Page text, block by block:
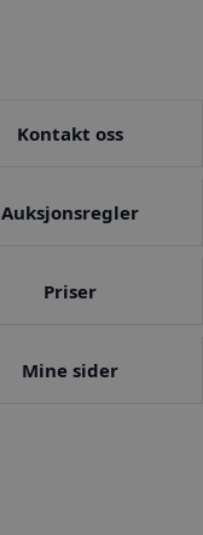
Kontakt oss
Auksjonsregler
Priser
Mine sider